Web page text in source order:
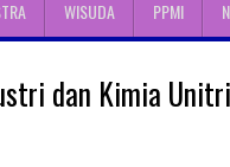
WISUDA PPMI
dan Kimia